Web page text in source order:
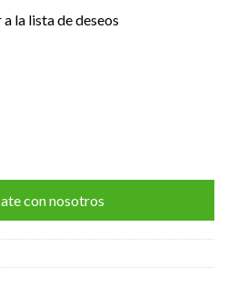
la lista de deseos
con nosotros